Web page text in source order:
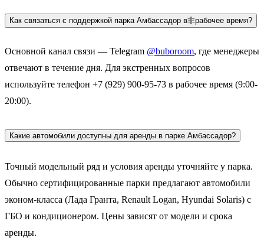
Как связаться с поддержкой парка Амбассадор в非рабочее время?
Основной канал связи — Telegram @buboroom, где менеджеры
отвечают в течение дня. Для экстренных вопросов
используйте телефон +7 (929) 900-95-73 в рабочее время (9:00-
20:00).
Какие автомобили доступны для аренды в парке Амбассадор?
Точный модельный ряд и условия аренды уточняйте у парка.
Обычно сертифицированные парки предлагают автомобили
эконом-класса (Лада Гранта, Renault Logan, Hyundai Solaris) с
ГБО и кондиционером. Цены зависят от модели и срока
аренды.